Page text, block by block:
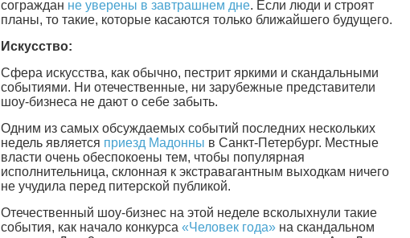
сограждан не уверены в завтрашнем дне. Если люди и строят
планы, то такие, которые касаются только ближайшего будущего.
Искусство:
Сфера искусства, как обычно, пестрит яркими и скандальными
событиями. Ни отечественные, ни зарубежные представители
шоу-бизнеса не дают о себе забыть.
Одним из самых обсуждаемых событий последних нескольких
недель является приезд Мадонны в Санкт-Петербург. Местные
власти очень обеспокоены тем, чтобы популярная
исполнительница, склонная к экстравагантным выходкам ничего
не учудила перед питерской публикой.
Отечественный шоу-бизнес на этой неделе всколыхнули такие
события, как начало конкурса «Человек года»на скандальном